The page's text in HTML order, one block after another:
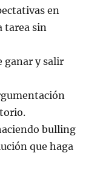
en
tarea sin
ganar y salir
bulling
que haga